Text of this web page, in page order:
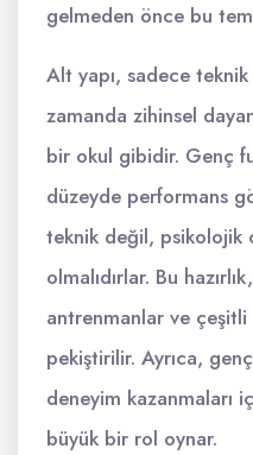
gelmeden önce bu
Alt yapı, sadece
zamanda zihinsel
bir okul gibidir. Genç
düzeyde performans
teknik değil, psikolojik
olmalıdırlar. Bu
antrenmanlar ve
pekiştirilir. Ayrıca,
deneyim kazanmaları
büyük bir rol oynar.